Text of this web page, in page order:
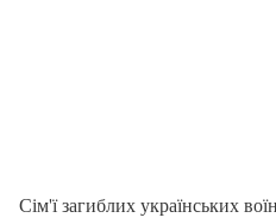
Сім'ї загиблих українських